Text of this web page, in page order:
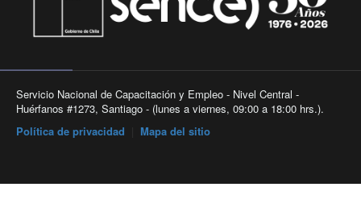
Servicio Nacional de Capacitación y Empleo - Nivel Central -
Huérfanos #1273, Santiago - (lunes a viernes, 09:00 a 18:00 hrs.).
Política de privacidad
Mapa del sitio